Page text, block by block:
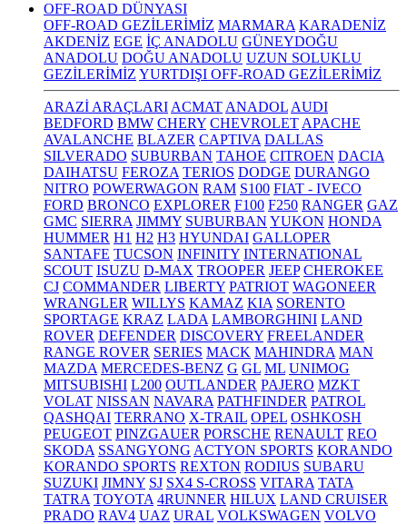
OFF-ROAD DÜNYASI
OFF-ROAD GEZİLERİMİZ MARMARA KARADENİZ
AKDENİZ EGE İÇ ANADOLU GÜNEYDOĞU
ANADOLU DOĞU ANADOLU UZUN SOLUKLU
GEZİLERİMİZ YURTDIŞI OFF-ROAD GEZİLERİMİZ
ARAZİ ARAÇLARI ACMAT ANADOL AUDI
BEDFORD BMW CHERY CHEVROLET APACHE
AVALANCHE BLAZER CAPTIVA DALLAS
SILVERADO SUBURBAN TAHOE CITROEN DACIA
DAIHATSU FEROZA TERIOS DODGE DURANGO
NITRO POWERWAGON RAM S100 FIAT - IVECO
FORD BRONCO EXPLORER F100 F250 RANGER GAZ
GMC SIERRA JIMMY SUBURBAN YUKON HONDA
HUMMER H1 H2 H3 HYUNDAI GALLOPER
SANTAFE TUCSON INFINITY INTERNATIONAL
SCOUT ISUZU D-MAX TROOPER JEEP CHEROKEE
CJ COMMANDER LIBERTY PATRIOT WAGONEER
WRANGLER WILLYS KAMAZ KIA SORENTO
SPORTAGE KRAZ LADA LAMBORGHINI LAND
ROVER DEFENDER DISCOVERY FREELANDER
RANGE ROVER SERIES MACK MAHINDRA MAN
MAZDA MERCEDES-BENZ G GL ML UNIMOG
MITSUBISHI L200 OUTLANDER PAJERO MZKT
VOLAT NISSAN NAVARA PATHFINDER PATROL
QASHQAI TERRANO X-TRAIL OPEL OSHKOSH
PEUGEOT PINZGAUER PORSCHE RENAULT REO
SKODA SSANGYONG ACTYON SPORTS KORANDO
KORANDO SPORTS REXTON RODIUS SUBARU
SUZUKI JIMNY SJ SX4 S-CROSS VITARA TATA
TATRA TOYOTA 4RUNNER HILUX LAND CRUISER
PRADO RAV4 UAZ URAL VOLKSWAGEN VOLVO